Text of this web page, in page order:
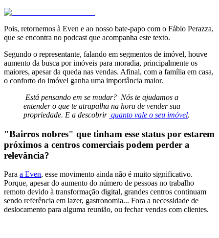
Pois, retornemos à Even e ao nosso bate-papo com o Fábio Perazza,
que se encontra no podcast que acompanha este texto.
Segundo o representante, falando em segmentos de imóvel, houve
aumento da busca por imóveis para moradia, principalmente os
maiores, apesar da queda nas vendas. Afinal, com a família em casa,
o conforto do imóvel ganha uma importância maior.
Está pensando em se mudar? Nós te ajudamos a
entender o que te atrapalha na hora de vender sua
propriedade. E a descobrir quanto vale o seu imóvel.
"Bairros nobres" que tinham esse status por estarem
próximos a centros comerciais podem perder a
relevância?
Para a Even, esse movimento ainda não é muito significativo.
Porque, apesar do aumento do número de pessoas no trabalho
remoto devido à transformação digital, grandes centros continuam
sendo referência em lazer, gastronomia... Fora a necessidade de
deslocamento para alguma reunião, ou fechar vendas com clientes.